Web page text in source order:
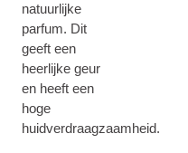
natuurlijke
parfum. Dit
geeft een
heerlijke geur
en heeft een
hoge
huidverdraagzaamheid.